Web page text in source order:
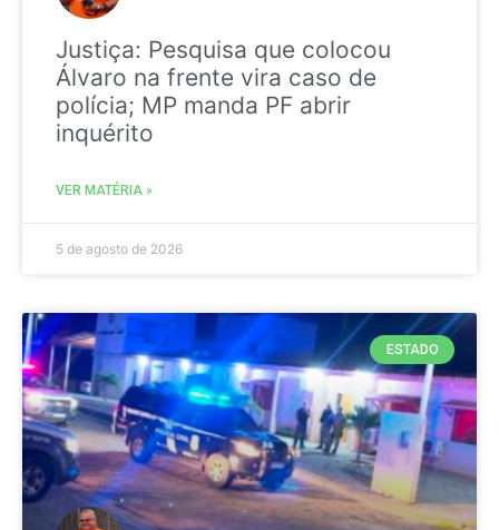
Justiça: Pesquisa que colocou
Álvaro na frente vira caso de
polícia; MP manda PF abrir
inquérito
VER MATÉRIA »
5 de agosto de 2026
ESTADO